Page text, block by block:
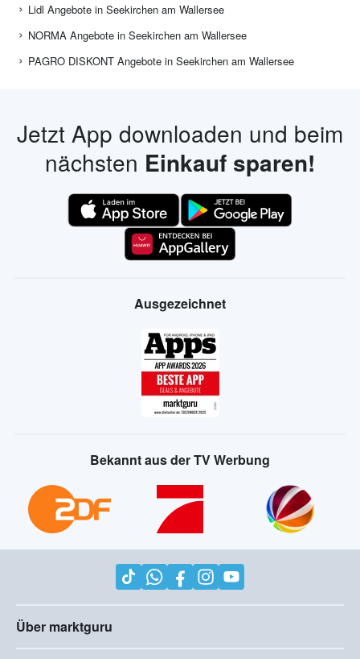
Lidl Angebote in Seekirchen am Wallersee
NORMA Angebote in Seekirchen am Wallersee
PAGRO DISKONT Angebote in Seekirchen am Wallersee
Jetzt App downloaden und beim
nächsten Einkauf sparen!
Ausgezeichnet
Bekannt aus der TV Werbung
Über marktguru